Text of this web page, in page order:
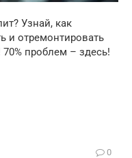
Узнай, как
и отремонтировать
проблем – здесь!
0